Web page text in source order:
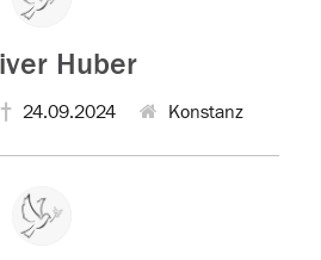
Huber
24.09.2024 Konstanz